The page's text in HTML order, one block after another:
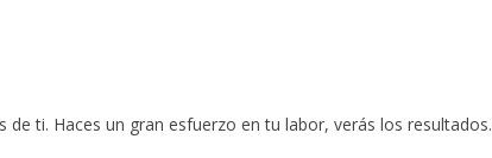
ti. Haces un gran esfuerzo en tu labor, verás los resultados.